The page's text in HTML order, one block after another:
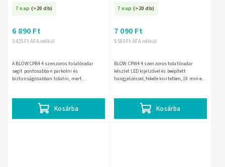
7 nap (>20 db)
5 425 Ft ÁFA nélkül
6 890 Ft
Kosárba
A BLOW CPB4 4 szenzoros tolatóradar
segít pontosabban parkolni és
biztonságosabban tolatni, mert
26-321-
7 nap (>20 db)
5 583 Ft ÁFA nélkül
7 090 Ft
Kosárba
BLOW CPW4 4 szenzoros tolatóradar
készlet LED kijelzővel és beépített
hangjelzéssel, fekete kivitelben, 19 mm-es